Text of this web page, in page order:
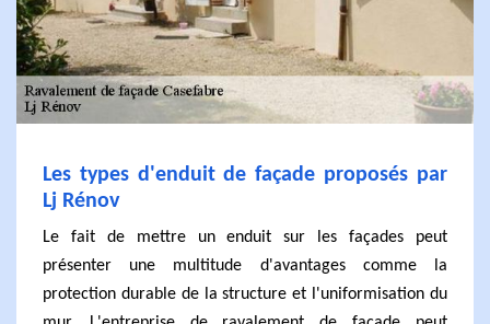
Les types d'enduit de façade proposés par
Lj Rénov
Le fait de mettre un enduit sur les façades peut
présenter une multitude d'avantages comme la
protection durable de la structure et l'uniformisation du